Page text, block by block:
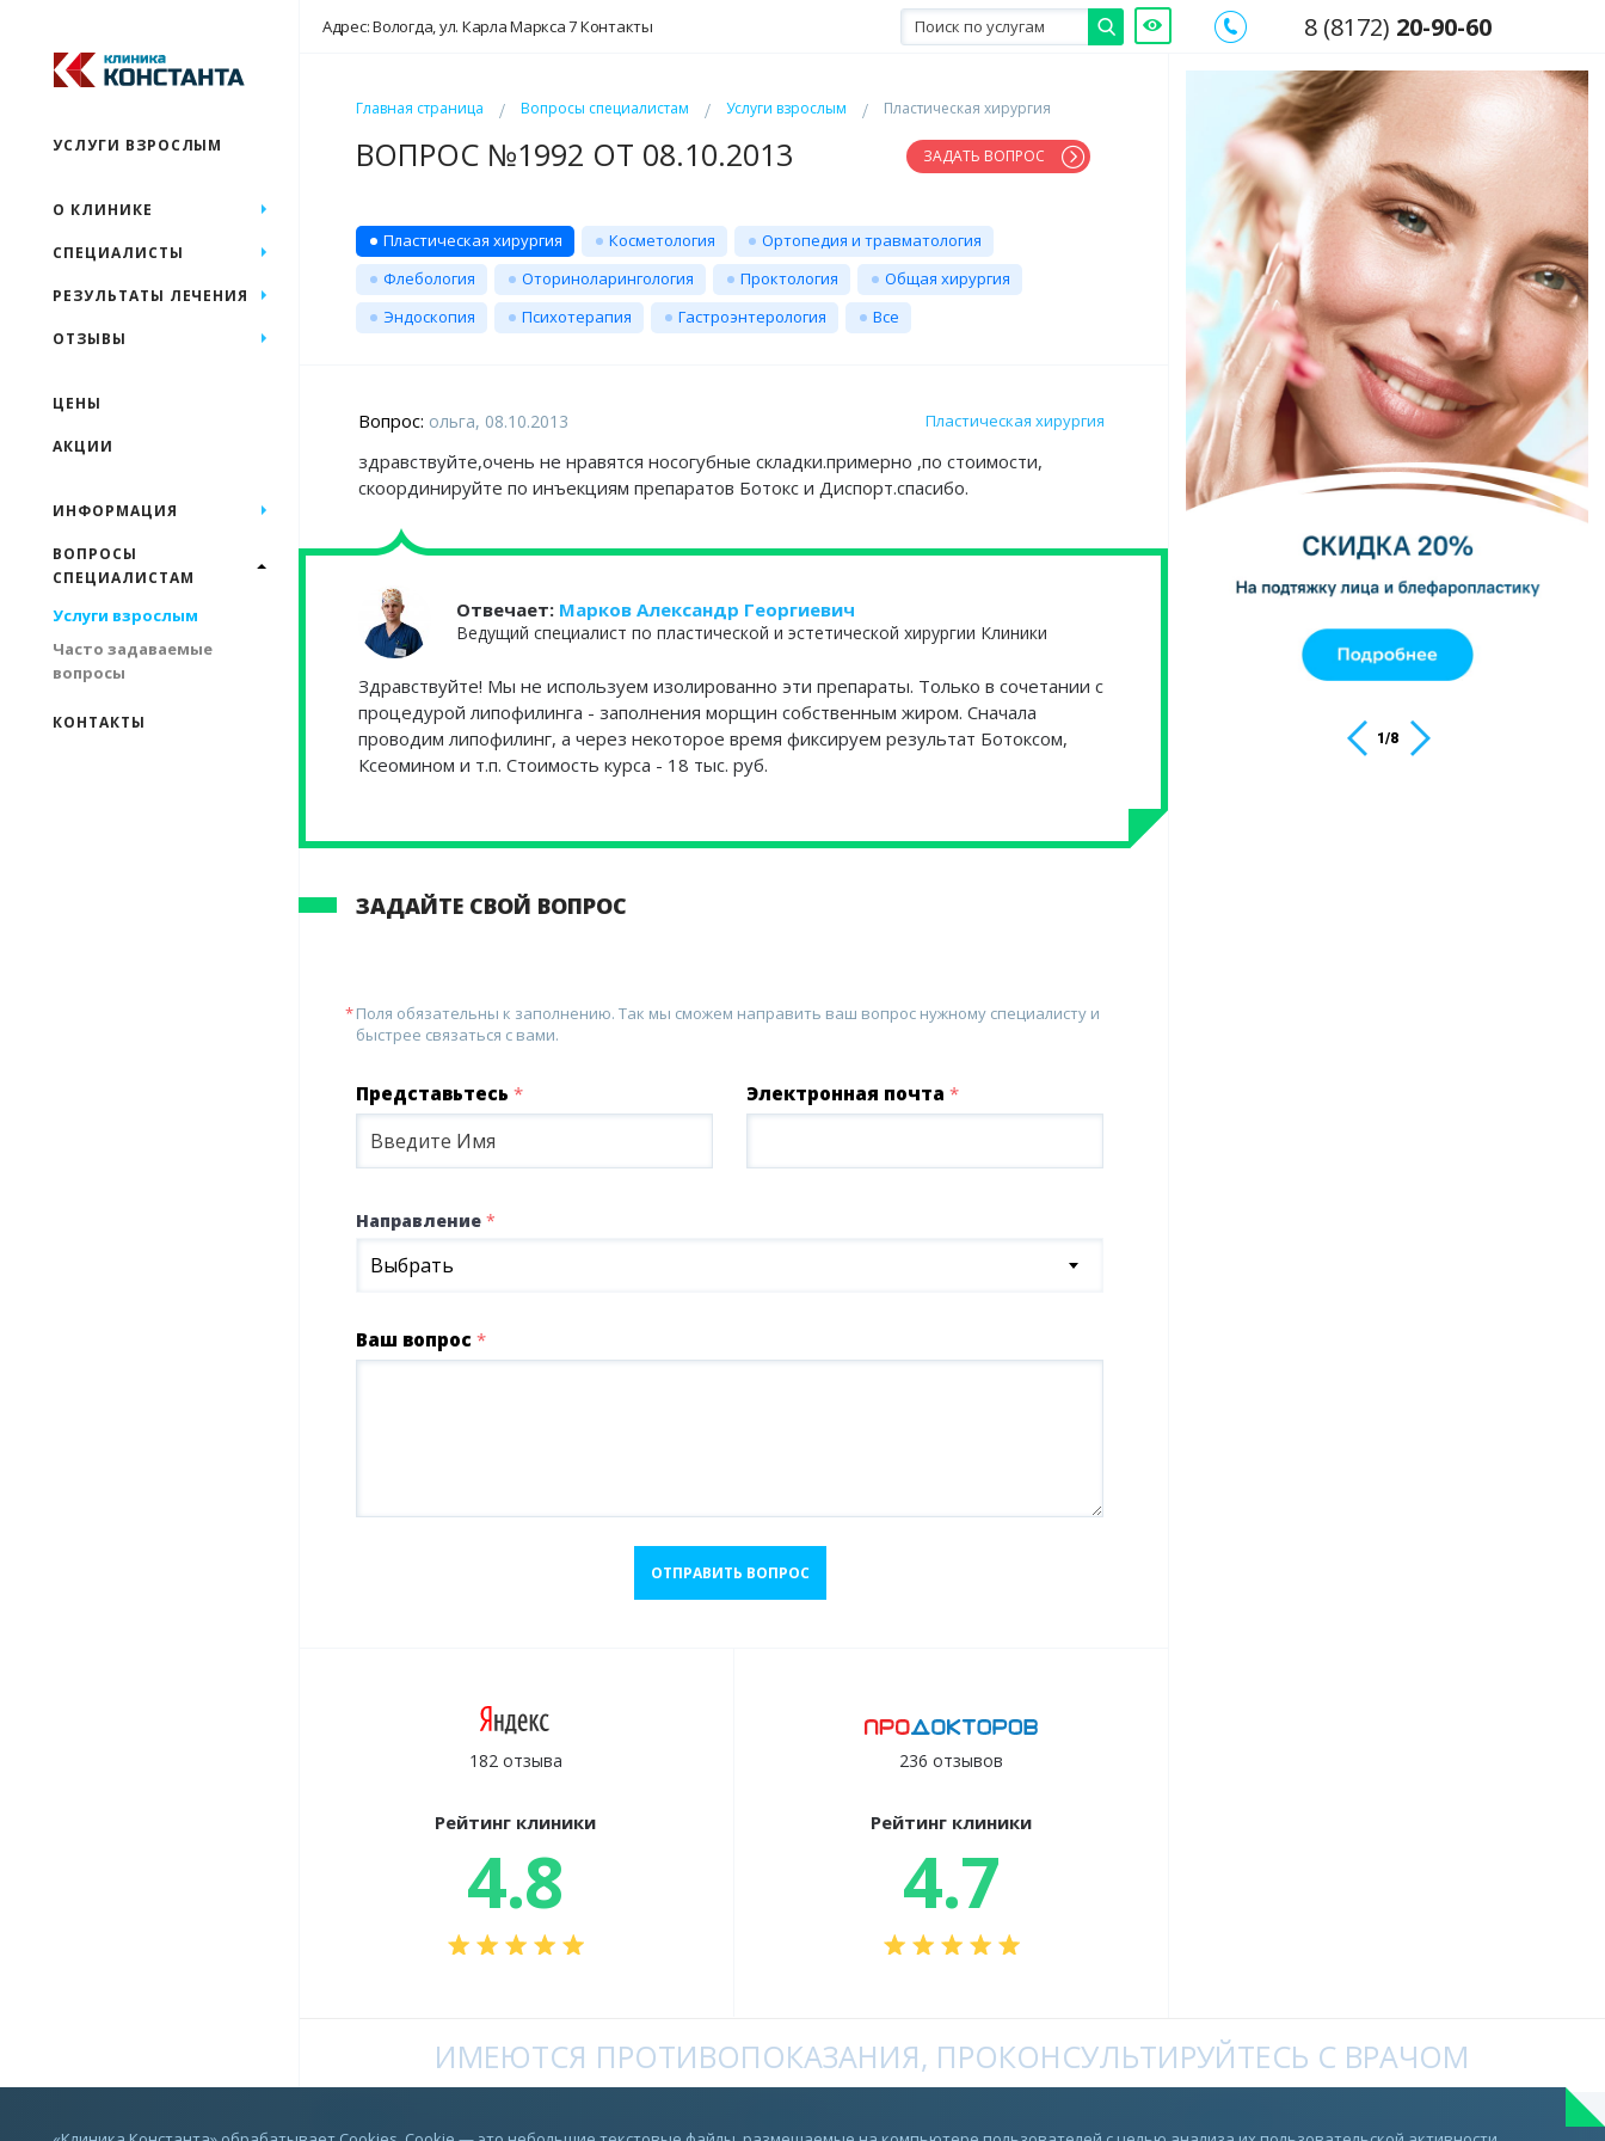
Адрес: Вологда, ул. Карла Маркса 7Контакты 8 (8172) 20-90-60
Главная страница Вопросы специалистам Услуги взрослым Пластическая хирургия
ВОПРОС №1992 ОТ 08.10.2013 ЗАДАТЬ ВОПРОС
Пластическая хирургия Косметология
Ортопедия и травматология
Флебология
Оториноларингология Проктология
Общая хирургия
Эндоскопия
Психотерапия Гастроэнтерология Все
Вопрос: ольга, 08.10.2013 Пластическая хирургия
здравствуйте,очень не нравятся носогубные складки.примерно ,по стоимости,
скоординируйте по инъекциям препаратов Ботокс и Диспорт.спасибо.
Отвечает: Марков Александр Георгиевич
Ведущий специалист по пластической и эстетической хирургии Клиники
Здравствуйте! Мы не используем изолированно эти препараты. Только в сочетании с
процедурой липофилинга - заполнения морщин собственным жиром. Сначала
проводим липофилинг, а через некоторое время фиксируем результат Ботоксом,
Ксеомином и т.п. Стоимость курса - 18 тыс. руб.
ЗАДАЙТЕ СВОЙ ВОПРОС
Поля обязательны к заполнению. Так мы сможем направить ваш вопрос нужному специалисту и
быстрее связаться с вами.
Представьтесь * Электронная почта*
Направление *
Выбрать
Ваш вопрос *
ОТПРАВИТЬ ВОПРОС
182 отзыва
Рейтинг клиники
4.8
236 отзывов
Рейтинг клиники
4.7
1/8
УСЛУГИ ВЗРОСЛЫМ
О КЛИНИКЕ
СПЕЦИАЛИСТЫ
РЕЗУЛЬТАТЫ ЛЕЧЕНИЯ
ОТЗЫВЫ
ЦЕНЫ
АКЦИИ
ИНФОРМАЦИЯ
ВОПРОСЫ
СПЕЦИАЛИСТАМ
Услуги взрослым
Часто задаваемые
вопросы
КОНТАКТЫ
ИМЕЮТСЯ ПРОТИВОПОКАЗАНИЯ, ПРОКОНСУЛЬТИРУЙТЕСЬ С ВРАЧОМ